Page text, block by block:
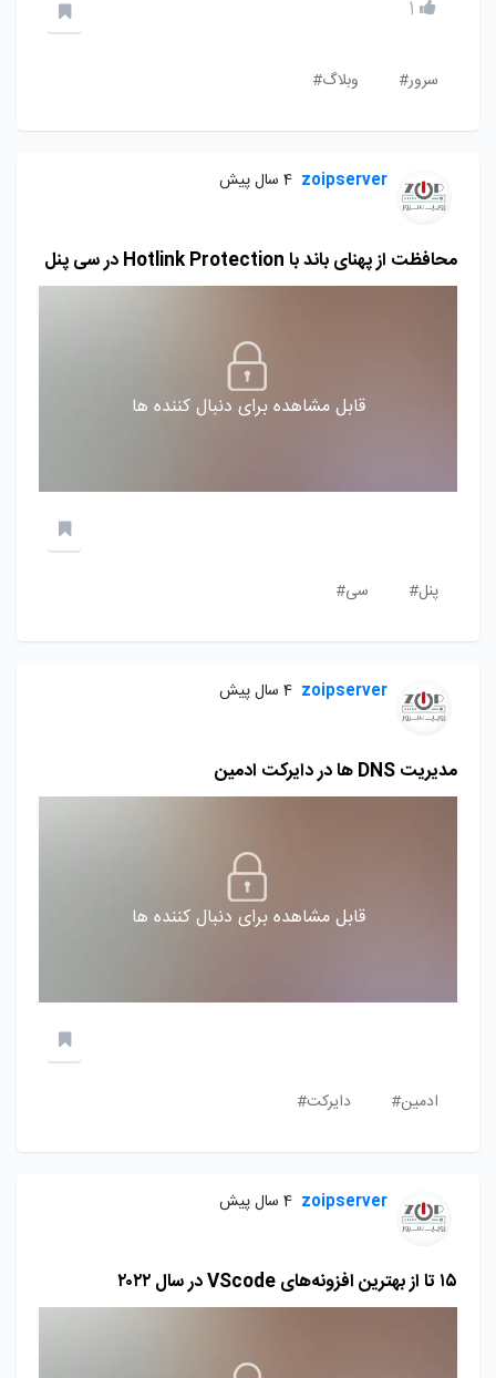
1
سرور# وبلاگ#
zoipserver 4 سال پیش
محافظت از پهنای باند با Hotlink Protection در سی پنل
قابل مشاهده برای دنبال کننده ها
پنل# سی#
zoipserver 4 سال پیش
مدیریت DNS ها در دایرکت ادمین
قابل مشاهده برای دنبال کننده ها
ادمین# دایرکت#
zoipserver 4 سال پیش
۱۵ تا از بهترین افزونه‌های VScode در سال ۲۰۲۲